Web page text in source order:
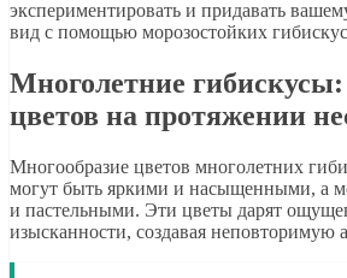
экспериментировать и придавать
вид с помощью морозостойких
Многолетние гибискусы:
цветов на протяжении
Многообразие цветов многолетних
могут быть яркими и насыщенными, а
и пастельными. Эти цветы дарят
изысканности, создавая неповторимую